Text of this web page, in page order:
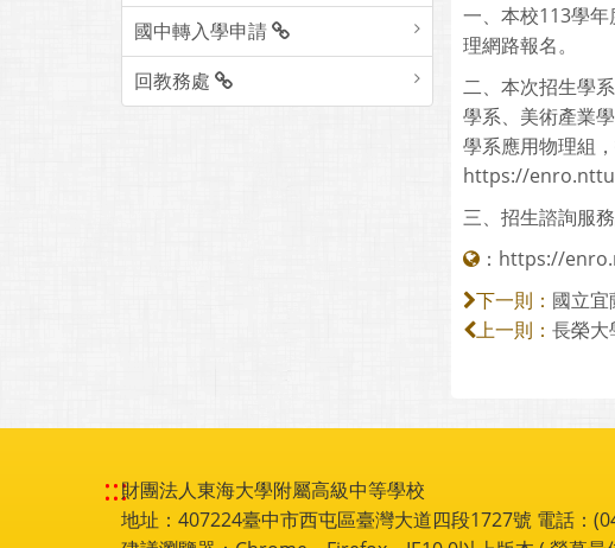
國中轉入學申請
回教務處
一、本校113學
理網路報名。
二、本次招生學
學系、美術產業
學系應用物理組
https://
三、招生諮詢服
： https://
下一則： 國立
上一則： 長榮大
:::財團法人東海大學附屬高級中等學校
地址：407224臺中市西屯區臺灣大道四段1727號 電話：